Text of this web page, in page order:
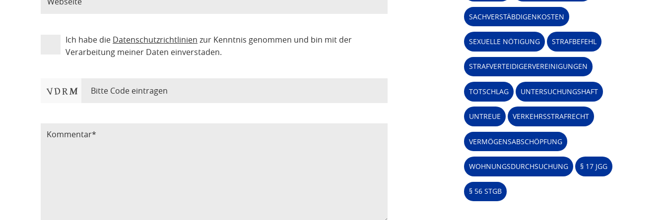
Ich habe die Datenschutzrichtlinien zur Kenntnis genommen und bin mit der
Verarbeitung meiner Daten einverstaden.
SACHVERSTÄBDIGENKOSTEN
SEXUELLE NÖTIGUNG STRAFBEFEHL
STRAFVERTEIDIGERVEREINIGUNGEN
TOTSCHLAG UNTERSUCHUNGSHAFT
UNTREUE VERKEHRSSTRAFRECHT
VERMÖGENSABSCHÖPFUNG
WOHNUNGSDURCHSUCHUNG § 17 JGG
§ 56 STGB